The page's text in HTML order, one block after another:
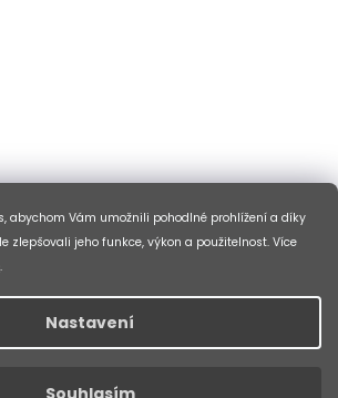
abychom Vám umožnili pohodlné prohlížení a díky
zlepšovali jeho funkce, výkon a použitelnost. Více
.
Nastavení
Souhlasím